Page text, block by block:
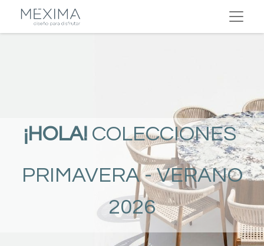
¡HOLA! COLECCIONES
PRIMAVERA - VERANO
2026